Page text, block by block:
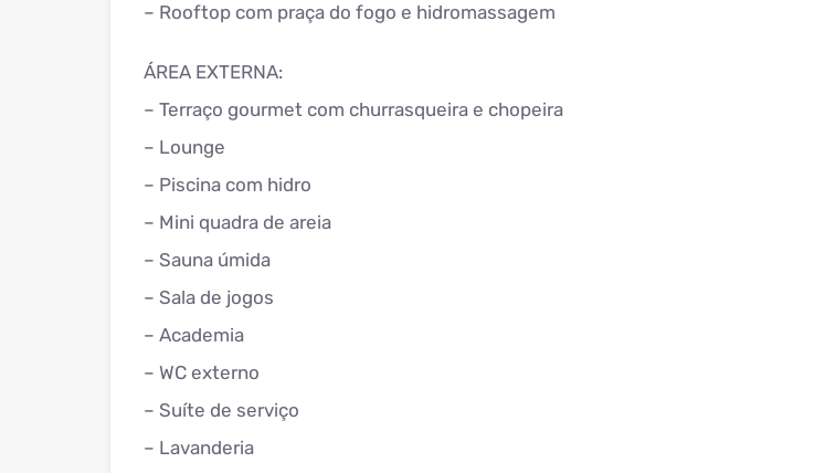
– Rooftop com praça do fogo e hidromassagem
ÁREA EXTERNA:
– Terraço gourmet com churrasqueira e chopeira
– Lounge
– Piscina com hidro
– Mini quadra de areia
– Sauna úmida
– Sala de jogos
– Academia
– WC externo
– Suíte de serviço
– Lavanderia